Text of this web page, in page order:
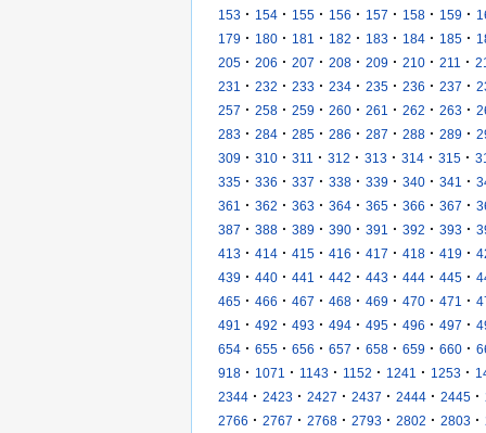
153 · 154 · 155 · 156 · 157 · 158 · 159 ·
179 · 180 · 181 · 182 · 183 · 184 · 185 ·
205 · 206 · 207 · 208 · 209 · 210 · 211 ·
231
· 232 · 233 · 234 · 235 · 236 · 237 ·
257 · 258 · 259 · 260 · 261 · 262 · 263 ·
283 · 284 · 285 · 286 · 287 · 288 · 289 ·
309 · 310 · 311 · 312 · 313 · 314 · 315 ·
335 · 336 · 337 · 338 · 339 · 340 · 341 ·
361
· 362 · 363 · 364 · 365 · 366 · 367 ·
387 · 388 · 389 · 390 · 391 · 392 · 393 ·
413 · 414 · 415 · 416 · 417 · 418 · 419 ·
439 · 440 · 441 · 442 · 443 · 444 · 445 ·
465 · 466 · 467 · 468 · 469 · 470 · 471 ·
491
· 492 · 493 · 494 · 495 · 496 · 497 ·
654 · 655 · 656 · 657 · 658 · 659 · 660 ·
918 · 1071 · 1143 · 1152 · 1241 · 1253 ·
2344 · 2423 · 2427 · 2437 · 2444 · 2445 ·
2766 · 2767 · 2768 · 2793 · 2802 · 2803 ·